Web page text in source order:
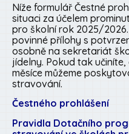
Níže formulář Čestné
situaci za účelem
pro školní rok 2025/
povinné přílohy s
osobně na sekretariát
jídelny. Pokud tak
měsíce můžeme
stravování.
Čestného prohlášení
Pravidla Dotačního